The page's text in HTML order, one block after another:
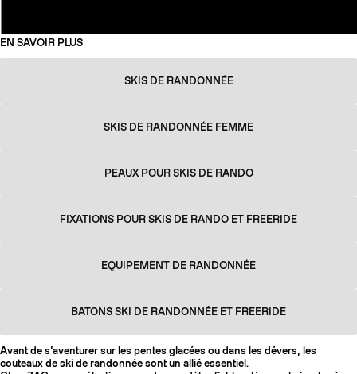
EN SAVOIR PLUS
SKIS DE RANDONNÉE
SKIS DE RANDONNÉE FEMME
PEAUX POUR SKIS DE RANDO
FIXATIONS POUR SKIS DE RANDO ET FREERIDE
EQUIPEMENT DE RANDONNÉE
BATONS SKI DE RANDONNÉE ET FREERIDE
Avant de s’aventurer sur les pentes glacées ou dans les dévers, les
couteaux de ski de randonnée sont un allié essentiel.